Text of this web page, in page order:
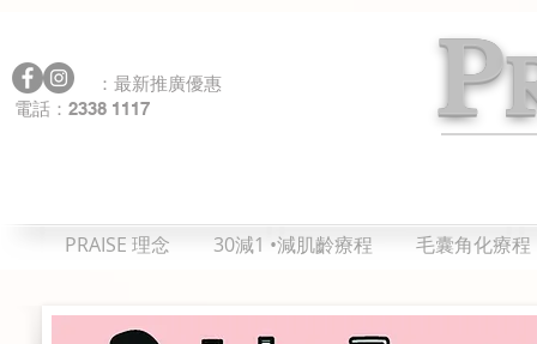
：最新推廣優惠
電話： 2338 1117 P
PRAISE 理念 30減1 •減肌齡療程 毛囊角化療程